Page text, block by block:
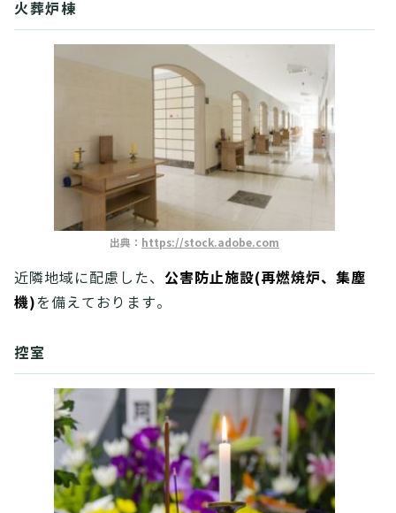
火葬炉棟
出典： https://stock.adobe.com
近隣地域に配慮した、 公害防止施設(再燃焼炉、集塵
機) を備えております。
控室